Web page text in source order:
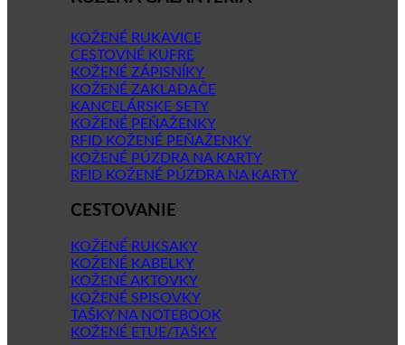
KOŽENÉ RUKAVICE
CESTOVNÉ KUFRE
KOŽENÉ ZÁPISNÍKY
KOŽENÉ ZAKLADAČE
KANCELÁRSKE SETY
KOŽENÉ PEŇAŽENKY
RFID KOŽENÉ PEŇAŽENKY
KOŽENÉ PÚZDRA NA KARTY
RFID KOŽENÉ PÚZDRA NA KARTY
CESTOVANIE
KOŽENÉ RUKSAKY
KOŽENÉ KABELKY
KOŽENÉ AKTOVKY
KOŽENÉ SPISOVKY
TAŠKY NA NOTEBOOK
KOŽENÉ ETUE/TAŠKY